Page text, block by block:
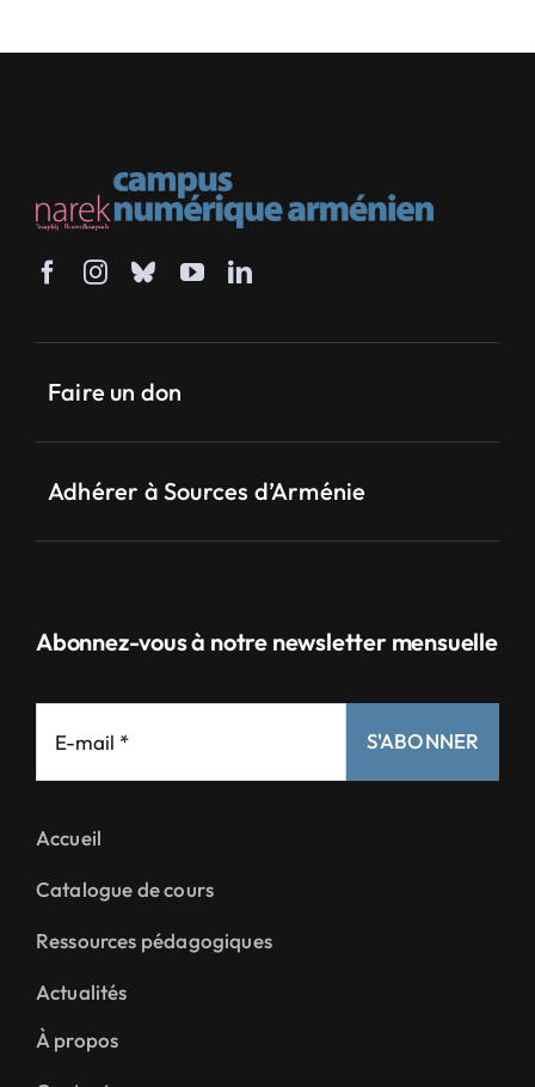
Faire un don
Adhérer à Sources d’Arménie
Abonnez-vous à notre newsletter mensuelle
S'ABONNER
Accueil
Catalogue de cours
Ressources pédagogiques
Actualités
À propos